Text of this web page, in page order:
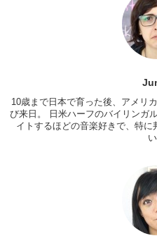
Junko: Can you take a picture of
Longboarding, um, what do you
Kristina: Ride. And maybe jump a
Kristina: Ooooh
Junko: You know? Those girls
slidey
Junko: Yea, I want to be able to
10歳まで日本で育った後、アメリ
び来日。 日米ハーフのバイリンガ
イトするほどの音楽好きで、特
い